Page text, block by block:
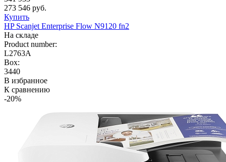
273 546 руб.
Купить
HP Scanjet Enterprise Flow N9120 fn2
На складе
Product number:
L2763A
Box:
3440
В избранное
К сравнению
-20%